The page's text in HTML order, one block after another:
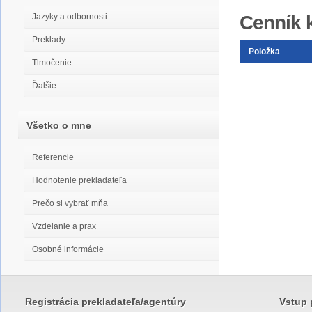
Jazyky a odbornosti
Preklady
Tlmočenie
Ďalšie...
Všetko o mne
Referencie
Hodnotenie prekladateľa
Prečo si vybrať mňa
Vzdelanie a prax
Osobné informácie
Cenník
Položka
Registrácia prekladateľa/agentúry Vstup